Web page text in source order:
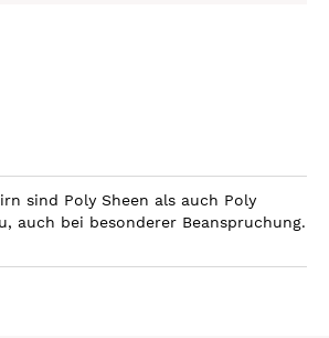
sind Poly Sheen als auch Poly
auch bei besonderer Beanspruchung.